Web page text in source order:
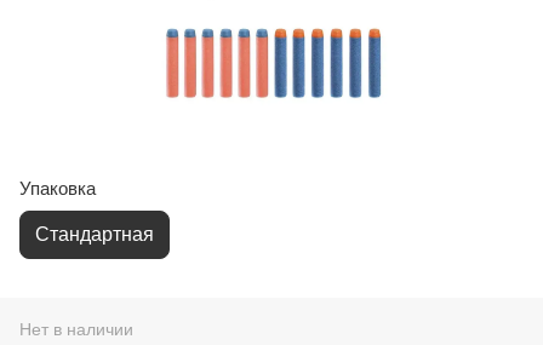
Упаковка
Стандартная
Нет в наличии